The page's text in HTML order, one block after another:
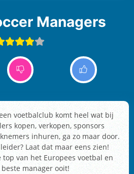
Managers
voetbalclub komt heel wat bij
kopen, verkopen, sponsors
inhuren, ga zo maar door.
Laat dat maar eens zien!
van het Europees voetbal en
manager ooit!